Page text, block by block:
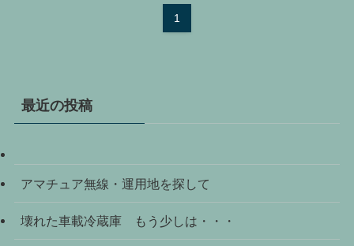
1
最近の投稿
アマチュア無線・運用地を探して
壊れた車載冷蔵庫 もう少しは・・・